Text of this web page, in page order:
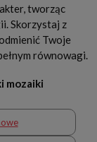
tworząc
Skorzystaj z
Twoje
równowagi.
mozaiki